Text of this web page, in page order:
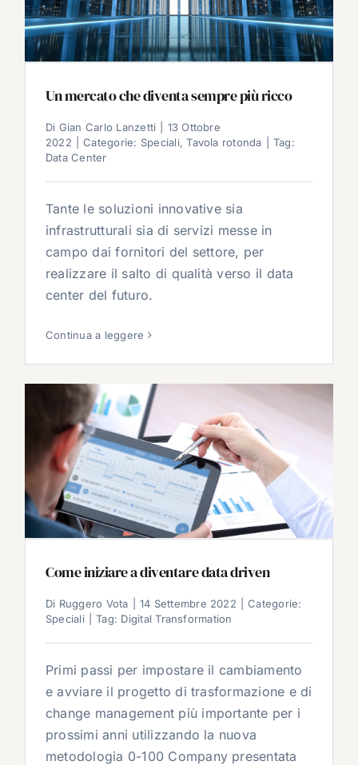
Un mercato che diventa sempre più ricco
Di Gian Carlo Lanzetti
13 Ottobre
2022
Categorie: Speciali,Tavola rotonda
Tag:
Data Center
Tante le soluzioni innovative sia
infrastrutturali sia di servizi messe in
campo dai fornitori del settore, per
realizzare il salto di qualità verso il data
center del futuro.
Continua a leggere
Come iniziare a diventare data driven
Di Ruggero Vota 14 Settembre 2022
Categorie:
Speciali
Tag: Digital Transformation
Primi passi per impostare il cambiamento
e avviare il progetto di trasformazione e di
change management più importante per i
prossimi anni utilizzando la nuova
metodologia 0-100 Company presentata